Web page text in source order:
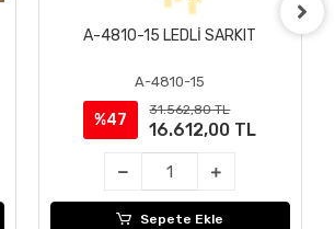
A-4810-15 LEDLİ SARKIT
A-4810-15
%47
31.562,80 TL
16.612,00 TL
Sepete Ekle